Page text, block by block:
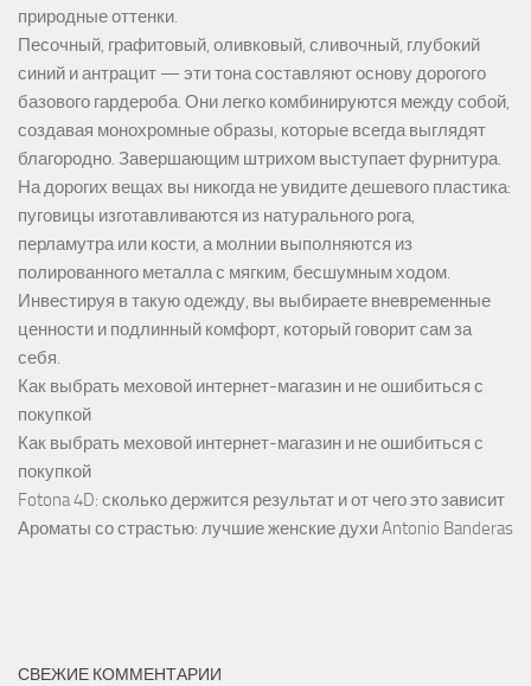
природные оттенки.
Песочный, графитовый, оливковый, сливочный, глубокий
синий и антрацит — эти тона составляют основу дорогого
базового гардероба. Они легко комбинируются между собой,
создавая монохромные образы, которые всегда выглядят
благородно. Завершающим штрихом выступает фурнитура.
На дорогих вещах вы никогда не увидите дешевого пластика:
пуговицы изготавливаются из натурального рога,
перламутра или кости, а молнии выполняются из
полированного металла с мягким, бесшумным ходом.
Инвестируя в такую одежду, вы выбираете вневременные
ценности и подлинный комфорт, который говорит сам за
себя.
Как выбрать меховой интернет-магазин и не ошибиться с
покупкой
Как выбрать меховой интернет-магазин и не ошибиться с
покупкой
Fotona 4D: сколько держится результат и от чего это зависит
Ароматы со страстью: лучшие женские духи Antonio Banderas
СВЕЖИЕ КОММЕНТАРИИ